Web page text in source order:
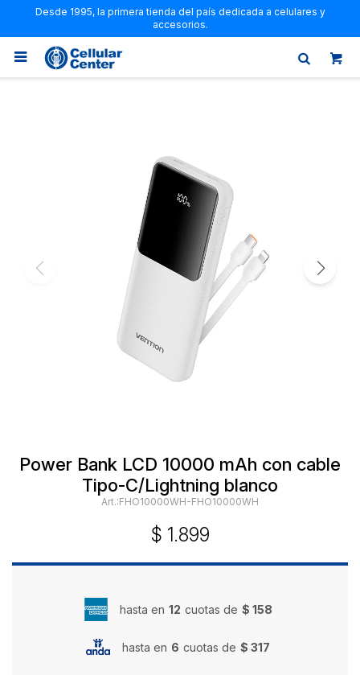
Desde 1995, la primera tienda del país dedicada a celulares y
accesorios.

Power Bank LCD 10000 mAh con cable
Tipo-C/Lightning blanco
FHO10000WH-FHO10000WH
$ 1.899
hasta en 12 cuotas de $ 158
hasta en 6 cuotas de $ 317